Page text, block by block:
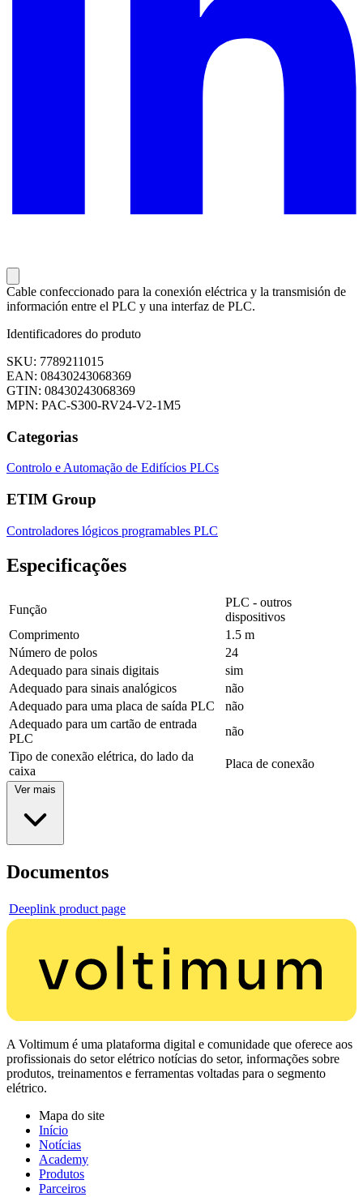
Cable confeccionado para la conexión eléctrica y la transmisión de
información entre el PLC y una interfaz de PLC.
Identificadores do produto
SKU: 7789211015
EAN: 08430243068369
GTIN: 08430243068369
MPN: PAC-S300-RV24-V2-1M5
Categorias
Controlo e Automação de Edifícios PLCs
ETIM Group
Controladores lógicos programables PLC
Especificações
Função
PLC - outros
dispositivos
Comprimento
1.5 m
Número de polos
24
Adequado para sinais digitais
sim
Adequado para sinais analógicos
não
Adequado para uma placa de saída PLC
não
Adequado para um cartão de entrada
PLC
não
Tipo de conexão elétrica, do lado da
caixa
Placa de conexão
Ver mais
Documentos
Deeplink product page
A Voltimum é uma plataforma digital e comunidade que oferece aos
profissionais do setor elétrico notícias do setor, informações sobre
produtos, treinamentos e ferramentas voltadas para o segmento
elétrico.
Mapa do site
Início
Notícias
Academy
Produtos
Parceiros